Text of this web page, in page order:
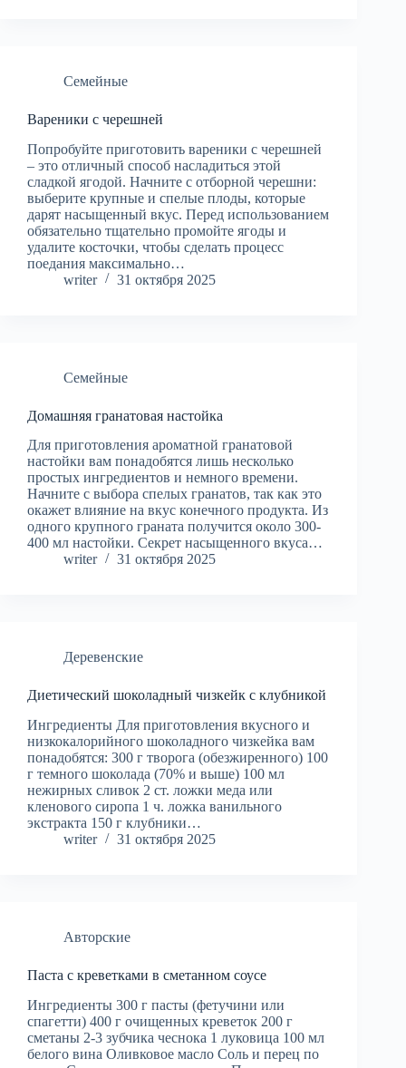
Семейные
Вареники с черешней
Попробуйте приготовить вареники с черешней
– это отличный способ насладиться этой
сладкой ягодой. Начните с отборной черешни:
выберите крупные и спелые плоды, которые
дарят насыщенный вкус. Перед использованием
обязательно тщательно промойте ягоды и
удалите косточки, чтобы сделать процесс
поедания максимально…
writer
31 октября 2025
Семейные
Домашняя гранатовая настойка
Для приготовления ароматной гранатовой
настойки вам понадобятся лишь несколько
простых ингредиентов и немного времени.
Начните с выбора спелых гранатов, так как это
окажет влияние на вкус конечного продукта. Из
одного крупного граната получится около 300-
400 мл настойки. Секрет насыщенного вкуса…
writer
31 октября 2025
Деревенские
Диетический шоколадный чизкейк с клубникой
Ингредиенты Для приготовления вкусного и
низкокалорийного шоколадного чизкейка вам
понадобятся: 300 г творога (обезжиренного) 100
г темного шоколада (70% и выше) 100 мл
нежирных сливок 2 ст. ложки меда или
кленового сиропа 1 ч. ложка ванильного
экстракта 150 г клубники…
writer
31 октября 2025
Авторские
Паста с креветками в сметанном соусе
Ингредиенты 300 г пасты (фетучини или
спагетти) 400 г очищенных креветок 200 г
сметаны 2-3 зубчика чеснока 1 луковица 100 мл
белого вина Оливковое масло Соль и перец по